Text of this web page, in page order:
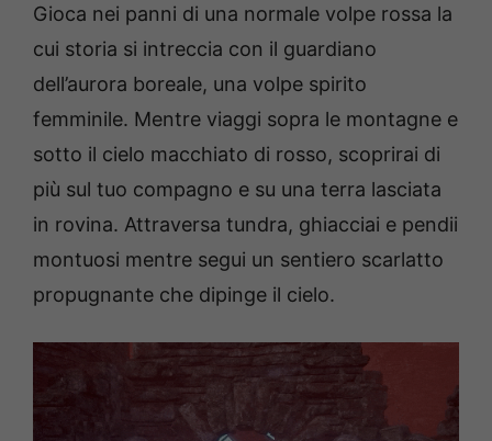
Gioca nei panni di una normale volpe rossa la
cui storia si intreccia con il guardiano
dell’aurora boreale, una volpe spirito
femminile. Mentre viaggi sopra le montagne e
sotto il cielo macchiato di rosso, scoprirai di
più sul tuo compagno e su una terra lasciata
in rovina. Attraversa tundra, ghiacciai e pendii
montuosi mentre segui un sentiero scarlatto
propugnante che dipinge il cielo.